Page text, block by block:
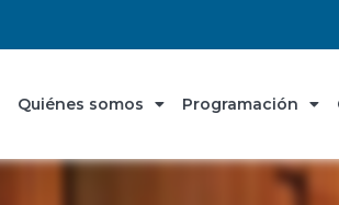
Quiénes somos Programación